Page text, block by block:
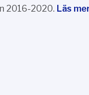
2016-2020. Läs